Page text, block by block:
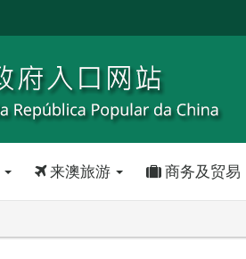
来澳旅游 商务及贸易